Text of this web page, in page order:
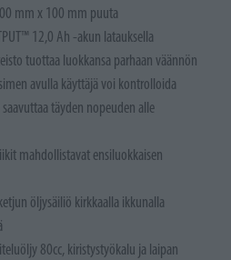
mm x 100 mm puuta
12,0 Ah -akun latauksella
tuottaa luokkansa parhaan väännön
avulla käyttäjä voi kontrolloida
täyden nopeuden alle
mahdollistavat ensiluokkaisen
öljysäiliö kirkkaalla ikkunalla
80cc, kiristystyökalu ja laipan